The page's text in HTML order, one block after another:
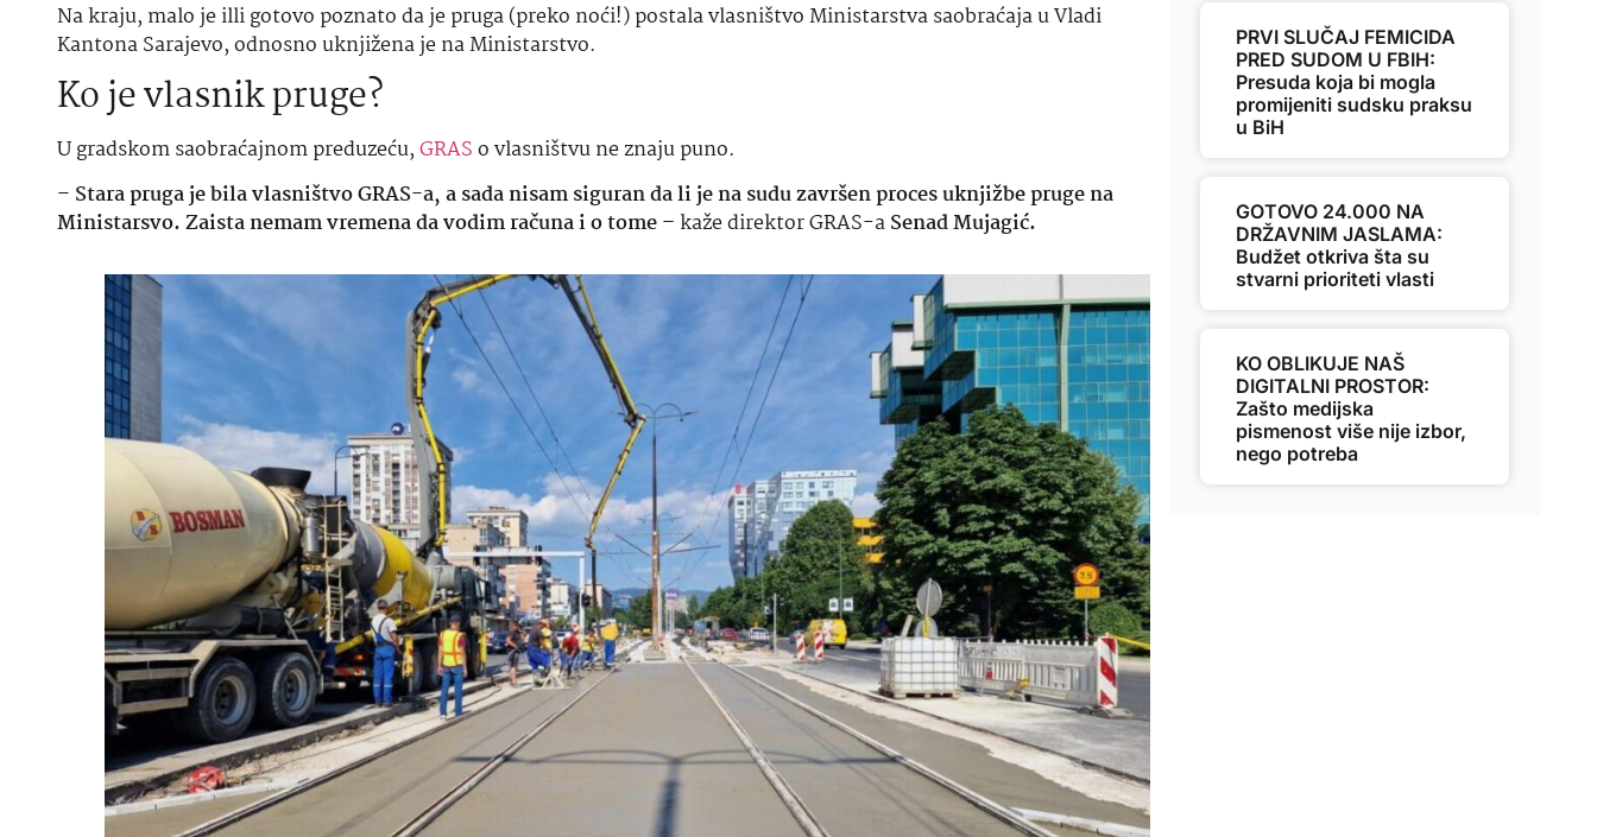
Na kraju, malo je illi gotovo poznato da je pruga (preko noći!) postala vlasništvo Ministarstva saobraćaja u Vladi
Kantona Sarajevo, odnosno uknjižena je na Ministarstvo.
Ko je vlasnik pruge?
U gradskom saobraćajnom preduzeću,GRASo vlasništvu ne znaju puno.
– Stara pruga je bila vlasništvo GRAS-a, a sada nisam siguran da li je na sudu završen proces uknjižbe pruge na
Ministarsvo. Zaista nemam vremena da vodim računa i o tome –kaže direktor GRAS-aSenad Mujagić.
PRVI SLUČAJ FEMICIDA
PRED SUDOM U FBIH:
Presuda koja bi mogla
promijeniti sudsku praksu
u BiH
GOTOVO 24.000 NA
DRŽAVNIM JASLAMA:
Budžet otkriva šta su
stvarni prioriteti vlasti
KO OBLIKUJE NAŠ
DIGITALNI PROSTOR:
Zašto medijska
pismenost više nije izbor,
nego potreba